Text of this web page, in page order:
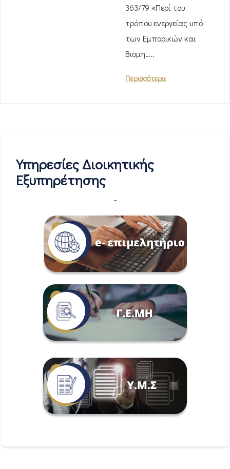
363/79 «Περί του
τρόπου ενεργείας υπό
των Εμπορικών και
Βιομη…..
Περισσότερα
Υπηρεσίες Διοικητικής
Εξυπηρέτησης
-